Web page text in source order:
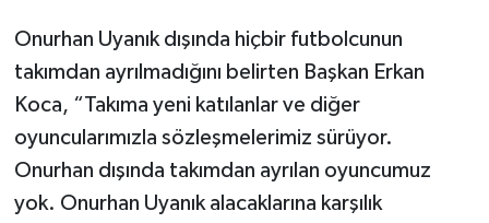
Onurhan Uyanık dışında hiçbir futbolcunun
takımdan ayrılmadığını belirten Başkan Erkan
Koca, “Takıma yeni katılanlar ve diğer
oyuncularımızla sözleşmelerimiz sürüyor.
Onurhan dışında takımdan ayrılan oyuncumuz
yok. Onurhan Uyanık alacaklarına karşılık